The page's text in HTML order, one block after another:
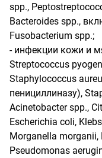
spp.,
Bacteroides spp.,
Fusobacterium spp.;
- инфекции кожи и
Streptococcus
Staphylococcus
пенициллиназу),
Acinetobacter spp.,
Escherichia coli,
Morganella morganii,
Pseudomonas